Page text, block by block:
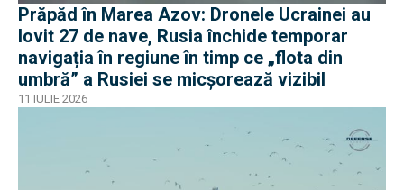
Prăpăd în Marea Azov: Dronele Ucrainei au
lovit 27 de nave, Rusia închide temporar
navigația în regiune în timp ce „flota din
umbră” a Rusiei se micșorează vizibil
11 IULIE 2026